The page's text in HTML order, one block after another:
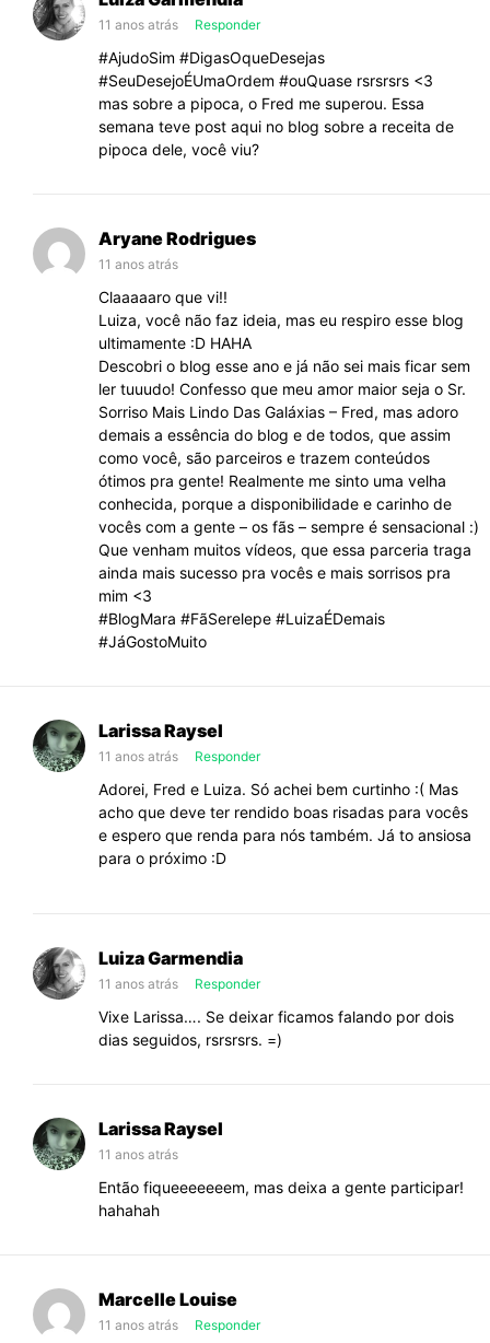
11 anos atrás Responder
#AjudoSim #DigasOqueDesejas
#SeuDesejoÉUmaOrdem #ouQuase rsrsrsrs <3
mas sobre a pipoca, o Fred me superou. Essa
semana teve post aqui no blog sobre a receita de
pipoca dele, você viu?
Aryane Rodrigues
11 anos atrás
Claaaaaro que vi!!
Luiza, você não faz ideia, mas eu respiro esse blog
ultimamente :D HAHA
Descobri o blog esse ano e já não sei mais ficar sem
ler tuuudo! Confesso que meu amor maior seja o Sr.
Sorriso Mais Lindo Das Galáxias – Fred, mas adoro
demais a essência do blog e de todos, que assim
como você, são parceiros e trazem conteúdos
ótimos pra gente! Realmente me sinto uma velha
conhecida, porque a disponibilidade e carinho de
vocês com a gente – os fãs – sempre é sensacional :)
Que venham muitos vídeos, que essa parceria traga
ainda mais sucesso pra vocês e mais sorrisos pra
mim <3
#BlogMara #FãSerelepe #LuizaÉDemais
#JáGostoMuito
Larissa Raysel
11 anos atrás Responder
Adorei, Fred e Luiza. Só achei bem curtinho :( Mas
acho que deve ter rendido boas risadas para vocês
e espero que renda para nós também. Já to ansiosa
para o próximo :D
Luiza Garmendia
11 anos atrás Responder
Vixe Larissa…. Se deixar ficamos falando por dois
dias seguidos, rsrsrsrs. =)
Larissa Raysel
11 anos atrás
Então fiqueeeeeeem, mas deixa a gente participar!
hahahah
Marcelle Louise
11 anos atrás Responder